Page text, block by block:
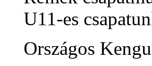
U11-es
Országos